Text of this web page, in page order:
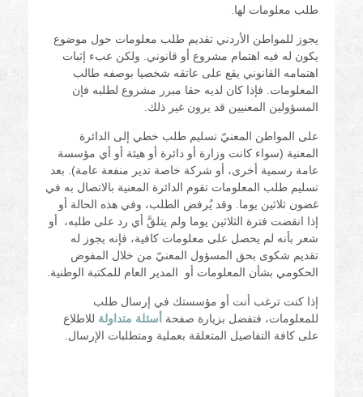
طلب معلومات لها.
يجوز للمواطن الأردني تقديم طلب معلومات حول موضوع
يكون له فيه اهتمام مشروع أو قانوني. ولكن عبء إثبات
اهتمامه القانوني يقع على عاتقه شخصيا بوصفه طالب
المعلومات. فإذا كان لديه حقا مبرر مشروع لطلبه فإن
المسؤولين المعنيين قد يرون غير ذلك.
على المواطن المعنيّ تسليم طلب خطي إلى الدائرة
المعنية (سواء كانت وزارة أو دائرة أو هيئة أو أي مؤسسة
عامة رسمية أخرى، أو شركة خاصة تدير منفعة عامة). بعد
تسليم طلب المعلومات تقوم الدائرة المعنية بالاتصال به في
غضون ثلاثين يوما. وقد يُرفض الطلب، وفي هذه الحالة أو
إذا انقضت فترة الثلاثين يوما ولم يتلقَّ أي رد على طلبه، أو
شعر بأنه لم يحصل على معلومات كافية، فإنه يجوز له
تقديم شكوى بحق المسؤول المعنيّ من خلال المفوض
الحكومي بشأن المعلومات أو المدير العام للمكتبة الوطنية.
إذا كنت ترغب أنت أو مؤسستك في إرسال طلب
للمعلومات، فتفضل بزيارة صفحة أسئلة متداولة للاطلاع
على كافة التفاصيل المتعلقة بعملية ومتطلبات الإرسال.